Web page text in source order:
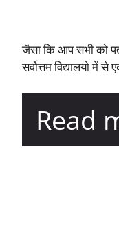
जैसा कि आप सभी को
सर्वोत्तम विद्यालयो में से
Read